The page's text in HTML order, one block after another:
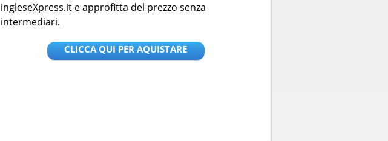
ingleseXpress.it e approfitta del prezzo senza
intermediari.
CLICCA QUI PER AQUISTARE